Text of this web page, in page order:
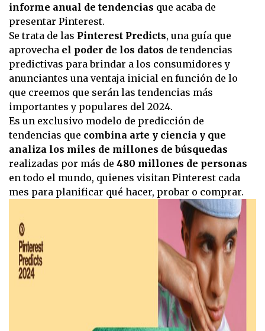
informe anual de tendencias que acaba de
presentar Pinterest.
Se trata de las Pinterest Predicts, una guía que
aprovecha el poder de los datos de tendencias
predictivas para brindar a los consumidores y
anunciantes una ventaja inicial en función de lo
que creemos que serán las tendencias más
importantes y populares del 2024.
Es un exclusivo modelo de predicción de
tendencias que combina arte y ciencia y que
analiza los miles de millones de búsquedas
realizadas por más de 480 millones de personas
en todo el mundo, quienes visitan Pinterest cada
mes para planificar qué hacer, probar o comprar.